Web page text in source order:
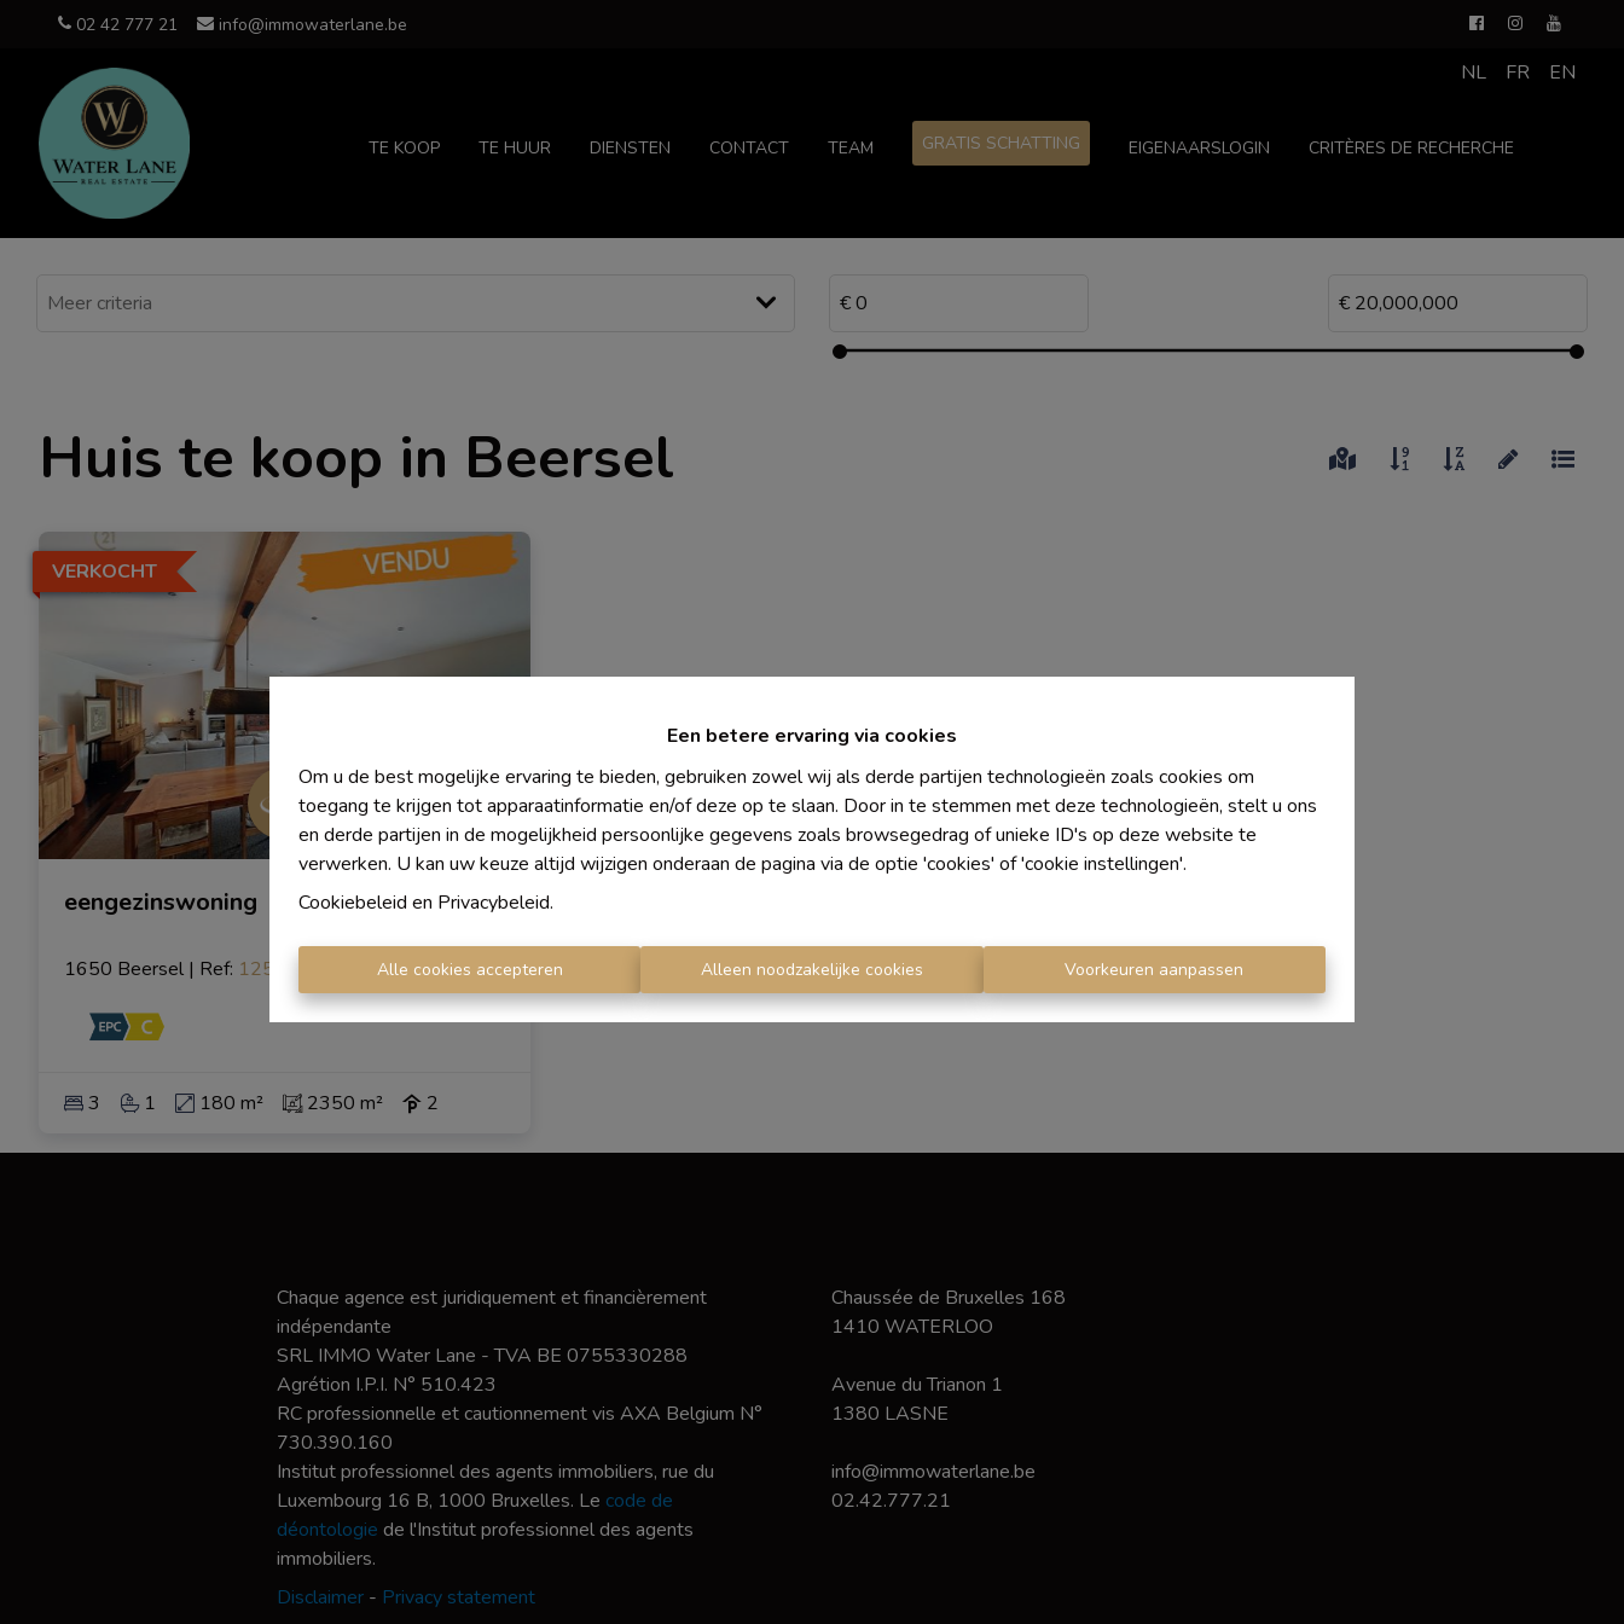
Een betere ervaring via cookies
Om u de best mogelijke ervaring te bieden, gebruiken zowel wij als derde partijen technologieën zoals cookies om
toegang te krijgen tot apparaatinformatie en/of deze op te slaan. Door in te stemmen met deze technologieën, stelt u ons
en derde partijen in de mogelijkheid persoonlijke gegevens zoals browsegedrag of unieke ID's op deze website te
verwerken. U kan uw keuze altijd wijzigen onderaan de pagina via de optie 'cookies' of 'cookie instellingen'.
Cookiebeleid en Privacybeleid.
Alle cookies accepteren Alleen noodzakelijke cookies Voorkeuren aanpassen
02 42 777 21 info@immowaterlane.be
TE KOOP TE HUUR DIENSTEN CONTACT TEAM GRATIS SCHATTING EIGENAARSLOGIN CRITÈRES DE RECHERCHE
NL FR EN
Huis te koop in Beersel
VERKOCHT
eengezinswoning
1650 Beersel | Ref: 1254
3 1 180 m² 2350 m² 2
Chaque agence est juridiquement et financièrement
indépendante
SRL IMMO Water Lane - TVA BE 0755330288
Agrétion I.P.I. N° 510.423
RC professionnelle et cautionnement vis AXA Belgium N°
730.390.160
Institut professionnel des agents immobiliers, rue du
Luxembourg 16 B, 1000 Bruxelles. Le code de
déontologie de l'Institut professionnel des agents
immobiliers.
Disclaimer - Privacy statement
Chaussée de Bruxelles 168
1410 WATERLOO
Avenue du Trianon 1
1380 LASNE
info@immowaterlane.be
02.42.777.21